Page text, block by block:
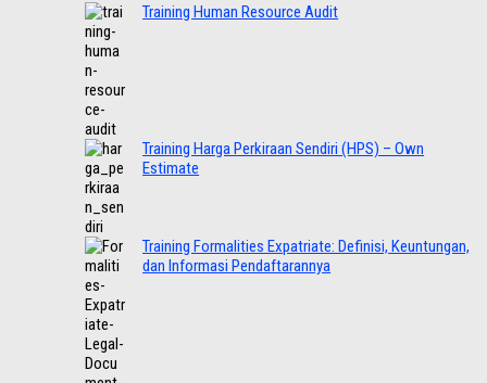
Training Human Resource Audit
Training Harga Perkiraan Sendiri (HPS) – Own
Estimate
Training Formalities Expatriate: Definisi, Keuntungan,
dan Informasi Pendaftarannya